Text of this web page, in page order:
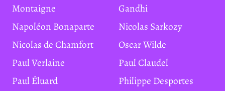
Montaigne
Gandhi
Napoléon Bonaparte
Nicolas Sarkozy
Nicolas de Chamfort
Oscar Wilde
Paul Verlaine
Paul Claudel
Paul Éluard
Philippe Desportes